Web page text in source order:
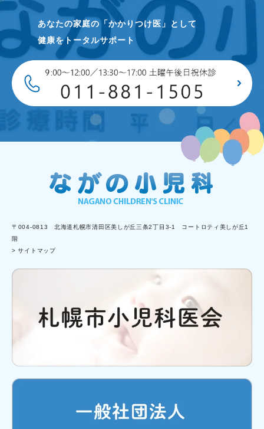
あなたの家庭の「かかりつけ医」として
健康をトータルサポート
〒004-0813 北海道札幌市清田区美しが丘三条2丁目3-1 コートロティ美しが丘1
階
> サイトマップ